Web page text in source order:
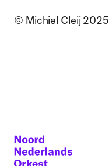
© Michiel Cleij 2025